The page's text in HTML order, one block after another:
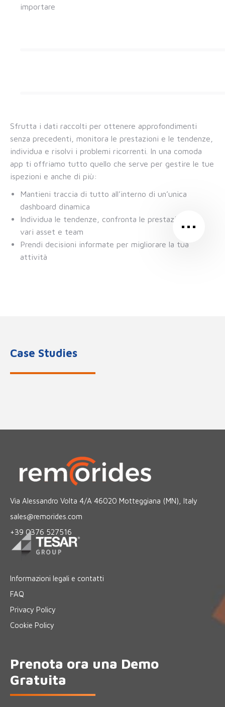
importare
Sfrutta i dati raccolti per ottenere approfondimenti
senza precedenti, monitora le prestazioni e le tendenze,
individua e risolvi i problemi ricorrenti. In una comoda
app ti offriamo tutto quello che serve per gestire le tue
ispezioni e anche di più:
Mantieni traccia di tutto all’interno di un’unica
dashboard dinamica
Individua le tendenze, confronta le prestazioni dei
vari asset e team
Prendi decisioni informate per migliorare la tua
attività
Case Studies
Via Alessandro Volta 4/A 46020 Motteggiana (MN), Italy
sales@remorides.com
+39 0376 527516
Informazioni legali e contatti
FAQ
Privacy Policy
Cookie Policy
Prenota ora una Demo
Gratuita
…